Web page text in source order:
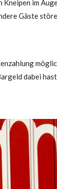
Kneipen im
Gäste
dabei